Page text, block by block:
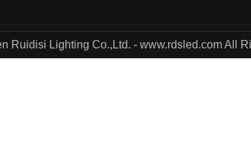
Ruidisi Lighting Co.,Ltd. - www.rdsled.com All